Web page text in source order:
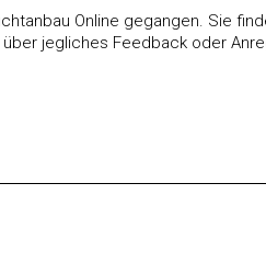
Online gegangen. Sie
jegliches Feedback oder